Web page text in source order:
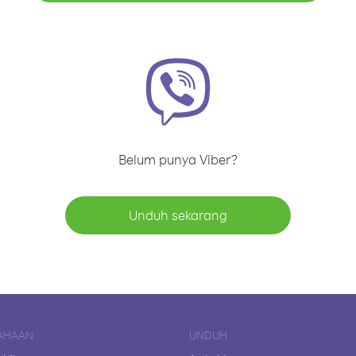
Belum punya Viber?
Unduh sekarang
UNDUH